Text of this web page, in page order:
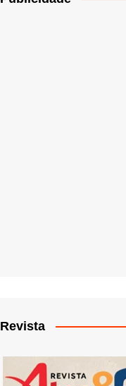
Revista